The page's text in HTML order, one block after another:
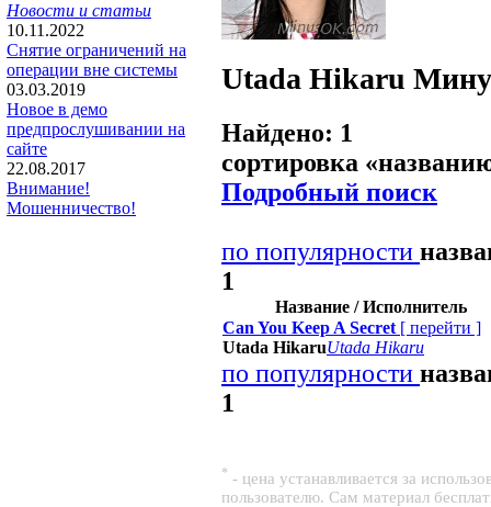
Новости и статьи
10.11.2022
Снятие ограничений на
операции вне системы
03.03.2019
Новое в демо
предпрослушивании на
сайте
22.08.2017
Внимание!
Мошенничество!
Utada Hikaru
Найдено: 1
сортировка «
Подробный поиск
по популярности
1
Название / Исполнитель
Can You Keep A Secret [ перейти ]
Utada HikaruUtada Hikaru
по популярности
1
* - цена устанавливается за
пользователю. Сам материал